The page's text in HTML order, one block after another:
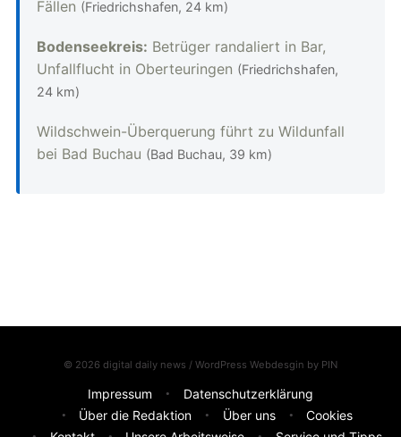
Fällen (Friedrichshafen, 24 km)
Bodenseekreis: Betrüger randaliert in Bar,
Unfallflucht in Oberteuringen (Friedrichshafen,
24 km)
Wildschwein-Überquerung führt zu Wildunfall
bei Bad Buchau (Bad Buchau, 39 km)
© 2026 digital daily news / WordPress Webdesgin by PIN
Impressum
Datenschutzerklärung
Über die Redaktion
Über uns
Cookies